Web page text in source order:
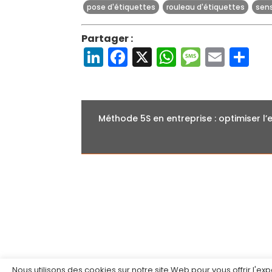
pose d'étiquettes
rouleau d'étiquettes
Partager :
LinkedIn
Facebook
X WhatsApp
Email
Méthode 5S en entreprise : optimiser